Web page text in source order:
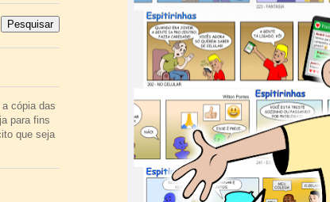
cópia das
para fins
que seja